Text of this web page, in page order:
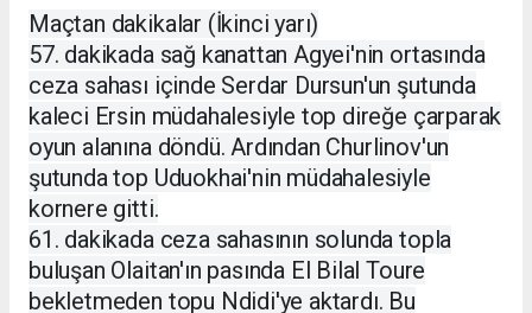
Maçtan dakikalar (İkinci yarı)
57. dakikada sağ kanattan Agyei'nin ortasında
ceza sahası içinde Serdar Dursun'un şutunda
kaleci Ersin müdahalesiyle top direğe çarparak
oyun alanına döndü. Ardından Churlinov'un
şutunda top Uduokhai'nin müdahalesiyle
kornere gitti.
61. dakikada ceza sahasının solunda topla
buluşan Olaitan'ın pasında El Bilal Toure
bekletmeden topu Ndidi'ye aktardı. Bu